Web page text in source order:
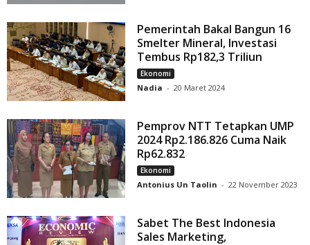
Pemerintah Bakal Bangun 16
Smelter Mineral, Investasi
Tembus Rp182,3 Triliun
Ekonomi
Nadia - 20 Maret 2024
Pemprov NTT Tetapkan UMP
2024 Rp2.186.826 Cuma Naik
Rp62.832
Ekonomi
Antonius Un Taolin - 22 November 2023
Sabet The Best Indonesia
Sales Marketing,